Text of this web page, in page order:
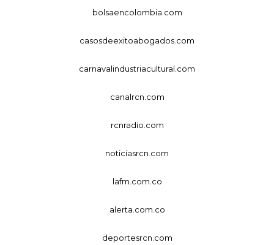
bolsaencolombia.com
casosdeexitoabogados.com
carnavalindustriacultural.com
canalrcn.com
rcnradio.com
noticiasrcn.com
lafm.com.co
alerta.com.co
deportesrcn.com